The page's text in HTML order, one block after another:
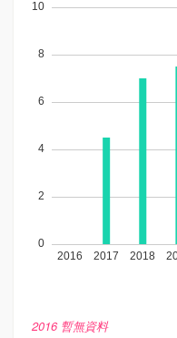
2016 暫無資料